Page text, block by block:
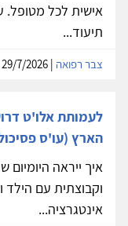
אישית לכל מטופל.
תיעוד...
צבר רפואה
לעמותת אלו'ט
הארץ (עו'ס
איך ייראה
וקבוצתית עם הילד
אינטגרציה...